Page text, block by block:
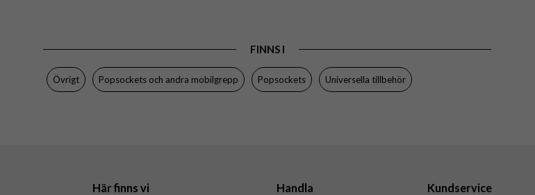
Färg
Svart
Material
Varumärke
FINNS I
Övrigt Popsockets och andra mobilgrepp Popsockets Universella tillbehör
Här finns vi Handla Kundservice